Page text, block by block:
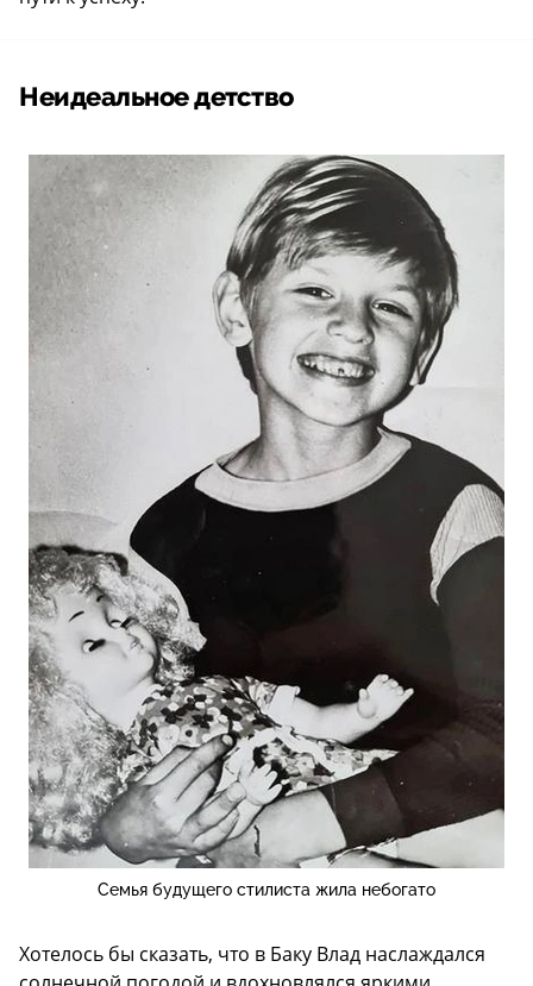
Неидеальное детство
Семья будущего стилиста жила небогато
Хотелось бы сказать, что в Баку Влад наслаждался